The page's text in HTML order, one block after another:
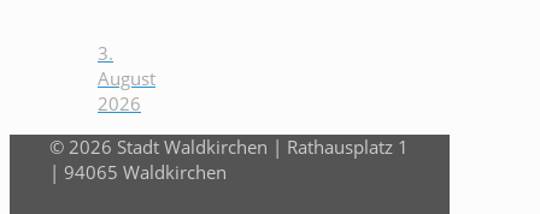
3.
August
2026
© 2026 Stadt Waldkirchen | Rathausplatz 1
| 94065 Waldkirchen